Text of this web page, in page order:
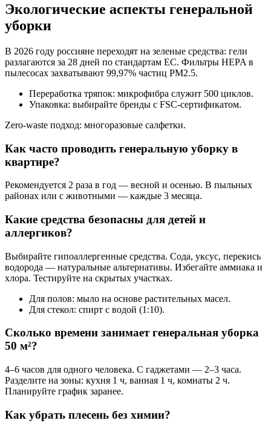
Экологические аспекты генеральной
уборки
В 2026 году россияне переходят на зеленые средства: гели
разлагаются за 28 дней по стандартам ЕС. Фильтры HEPA в
пылесосах захватывают 99,97% частиц PM2.5.
Переработка тряпок: микрофибра служит 500 циклов.
Упаковка: выбирайте бренды с FSC-сертификатом.
Zero-waste подход: многоразовые салфетки.
Как часто проводить генеральную уборку в
квартире?
Рекомендуется 2 раза в год — весной и осенью. В пыльных
районах или с животными — каждые 3 месяца.
Какие средства безопасны для детей и
аллергиков?
Выбирайте гипоаллергенные средства. Сода, уксус, перекись
водорода — натуральные альтернативы. Избегайте аммиака и
хлора. Тестируйте на скрытых участках.
Для полов: мыло на основе растительных масел.
Для стекол: спирт с водой (1:10).
Сколько времени занимает генеральная уборка
50 м²?
4–6 часов для одного человека. С гаджетами — 2–3 часа.
Разделите на зоны: кухня 1 ч, ванная 1 ч, комнаты 2 ч.
Планируйте график заранее.
Как убрать плесень без химии?